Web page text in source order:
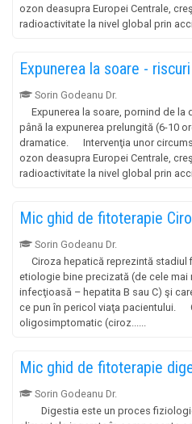
ozon deasupra Europei Centrale,
radioactivitate la nivel global prin
Expunerea la soare -
Sorin Godeanu Dr.
Expunerea la soare, pornind de la
până la expunerea prelungită (6-10
dramatice. Intervenţia unor
ozon deasupra Europei Centrale,
radioactivitate la nivel global prin
Mic ghid ‏‏de fitoterapie
Sorin Godeanu Dr.
Ciroza hepatică reprezintă stadiul
etiologie bine precizată (de cele mai
infecţioasă – hepatita B sau C) şi
ce pun în pericol viaţa pacientului.
oligosimptomatic (ciroz......
Mic ghid de fitoterapie
Sorin Godeanu Dr.
Digestia este un proces